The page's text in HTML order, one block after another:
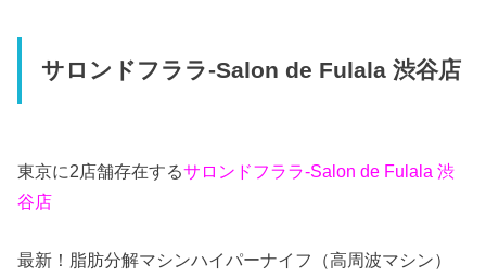
サロンドフララ-Salon de Fulala 渋谷店
東京に2店舗存在するサロンドフララ-Salon de Fulala 渋
谷店
最新！脂肪分解マシンハイパーナイフ（高周波マシン）